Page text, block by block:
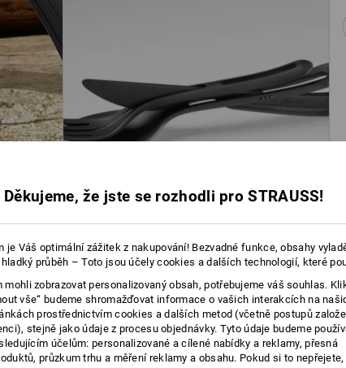
O VÝROBKU
Děkujeme, že jste se rozhodli pro STRAUSS!
je Váš optimální zážitek z nakupování! Bezvadné funkce, obsahy
průběh – Toto jsou účely cookies a dalších technologií, které
mohli zobrazovat personalizovaný obsah, potřebujeme váš souhlas.
vše“ budeme shromažďovat informace o vašich interakcích na
prostřednictvím cookies a dalších metod (včetně postupů
stejně jako údaje z procesu objednávky. Tyto údaje budeme
účelům: personalizované a cílené nabídky a reklamy, přesná
průzkum trhu a měření reklamy a obsahu. Pokud si to